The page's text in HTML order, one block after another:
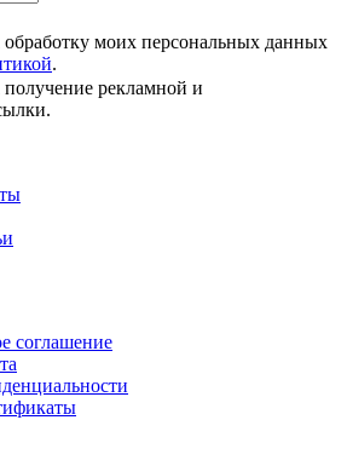
обработку моих персональных данных
.
получение рекламной и
соглашение